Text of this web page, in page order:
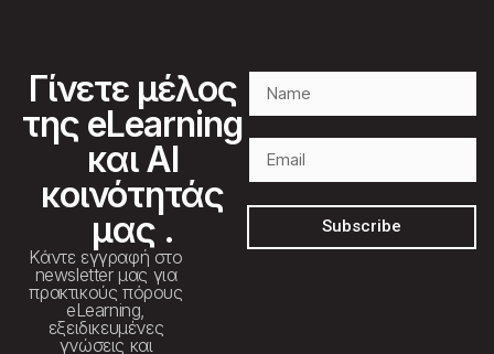
Γίνετε μέλος
της eLearning
και AI
κοινότητάς
μας .
Κάντε εγγραφή στο
newsletter μας για
πρακτικούς πόρους
eLearning,
εξειδικευμένες
γνώσεις και
Subscribe